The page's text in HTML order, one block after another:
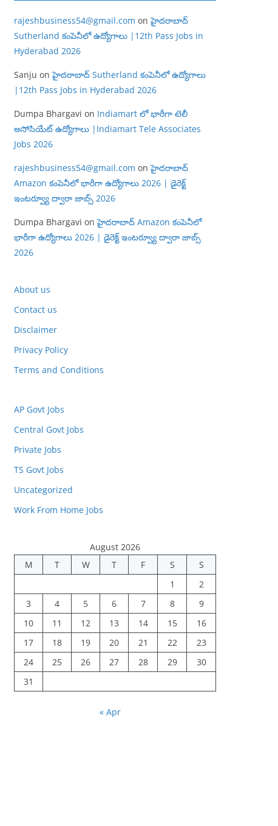
rajeshbusiness54@gmail.com onహైదరాబాద్
Sutherland కంపెనీలో ఉద్యోగాలు |12th Pass Jobs in
Hyderabad 2026
Sanju onహైదరాబాద్ Sutherland కంపెనీలో ఉద్యోగాలు
|12th Pass Jobs in Hyderabad 2026
Dumpa Bhargavi on Indiamart లో భారీగా టెలీ
అసోసియేట్ ఉద్యోగాలు |Indiamart Tele Associates
Jobs 2026
rajeshbusiness54@gmail.com onహైదరాబాద్
Amazon కంపెనీలో భారీగా ఉద్యోగాలు 2026 | డైరెక్ట్
ఇంటర్వ్యూ ద్వారా జాబ్స్ 2026
Dumpa Bhargavi onహైదరాబాద్ Amazon కంపెనీలో
భారీగా ఉద్యోగాలు 2026 | డైరెక్ట్ ఇంటర్వ్యూ ద్వారా జాబ్స్
2026
About us
Contact us
Disclaimer
Privacy Policy
Terms and Conditions
AP Govt Jobs
Central Govt Jobs
Private Jobs
TS Govt Jobs
Uncategorized
Work From Home Jobs
August 2026
M
T W T F S
S
1
2
3
4 5 6 7 8
9
10
11 12 13 14 15
16
17
18 19 20 21 22
23
24
25 26 27 28 29
30
31
« Apr